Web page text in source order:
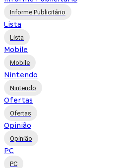
Informe Publicitário
Lista
Lista
Mobile
Mobile
Nintendo
Nintendo
Ofertas
Ofertas
Opinião
Opinião
PC
PC